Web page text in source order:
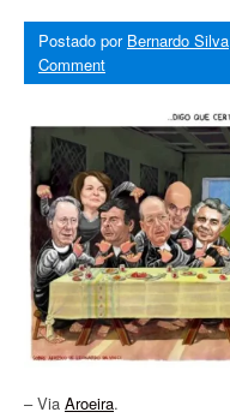
Postado por Bernardo Silva
Comment
– Via Aroeira.